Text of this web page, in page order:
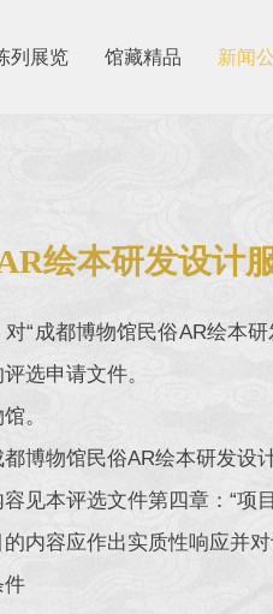
列展览 馆藏精品 新闻
绘本研发设计
“成都博物馆民俗AR绘本
选申请文件。
。
博物馆民俗AR绘本研发设计
见本评选文件第四章：“项
内容应作出实质性响应并
件